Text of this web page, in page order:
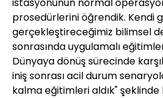
prosedürlerini öğrendik. Kendi
gerçekleştireceğimiz bilimsel
sonrasında uygulamalı
Dünyaya dönüş sürecinde
iniş sonrası acil durum
kalma eğitimleri aldık" şeklinde